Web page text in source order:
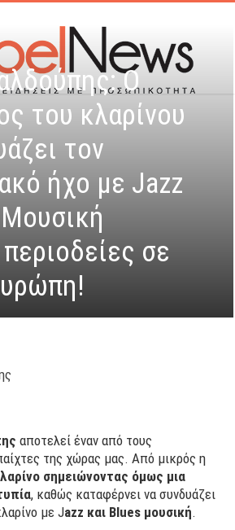
O
του κλαρίνου
τον
ήχο με Jazz
σε
αποτελεί έναν από τους
της χώρας μας. Από μικρός η
σημειώνοντας όμως μια
, καθώς καταφέρνει να συνδυάζει
με Jazz και Blues μουσική.